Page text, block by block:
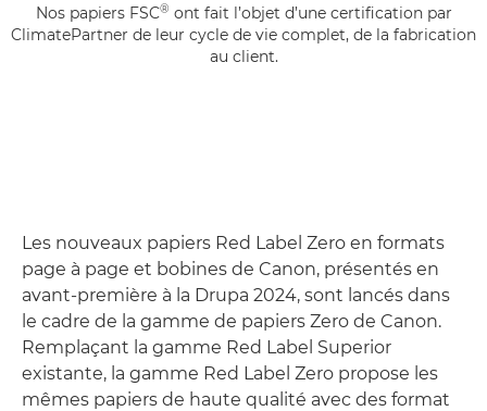
Nos papiers FSC® ont fait l’objet d’une certification par
ClimatePartner de leur cycle de vie complet, de la fabrication
au client.
Les nouveaux papiers Red Label Zero en formats
page à page et bobines de Canon, présentés en
avant-première à la Drupa 2024, sont lancés dans
le cadre de la gamme de papiers Zero de Canon.
Remplaçant la gamme Red Label Superior
existante, la gamme Red Label Zero propose les
mêmes papiers de haute qualité avec des format